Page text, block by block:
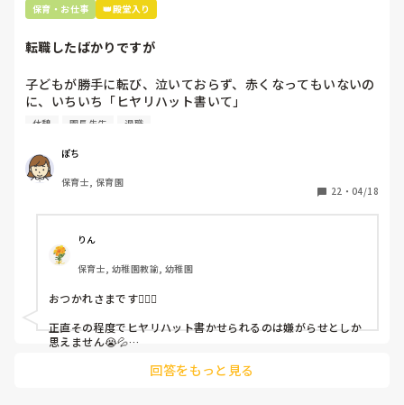
保育・お仕事 👑殿堂入り
転職したばかりですが
子どもが勝手に転び、泣いておらず、赤くなってもいないの
に、いちいち「ヒヤリハット書いて」
と書かされ
（そう言う本人は書かない）
しかも、上司に↑この内容でも
ちゃんと考えて対策を練って書き込むようにと。
呼ばれて一緒に対策を考えさせられること多数
これだけで30〜40分拘束されて辛いです
皆さんの園はどうですか?
休憩 園長先生 退職
ぽち
保育士, 保育園
22 ・ 04/18
りん
保育士, 幼稚園教諭, 幼稚園
おつかれさまです🙇🏻‍♀️
正直その程度でヒヤリハット書かせられるのは嫌がらせとしか
思えません😭💦
回答をもっと見る